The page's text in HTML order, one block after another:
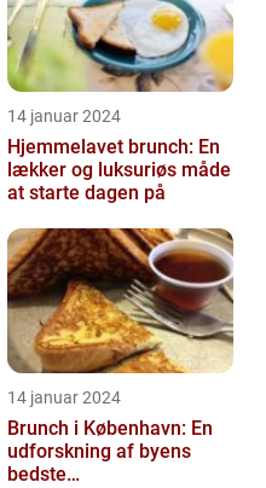
14 januar 2024
Hjemmelavet brunch: En
lækker og luksuriøs måde
at starte dagen på
14 januar 2024
Brunch i København: En
udforskning af byens
bedste